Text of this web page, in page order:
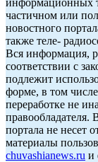
частичном или
новостного
также теле-
Вся информация,
соответствии с
подлежит
форме, в том
переработке не
правообладателя.
портала не несет
материалы
chuvashianews.ru и